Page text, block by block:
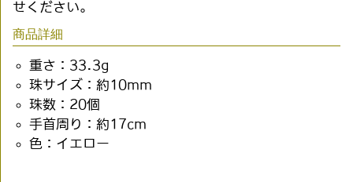
せください。
商品詳細
重さ：33.3g
珠サイズ：約10mm
珠数：20個
手首周り：約17cm
色：イエロー